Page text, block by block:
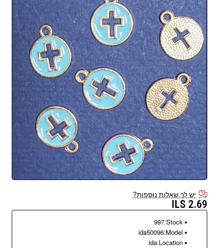
יש לך שאלות נוספות?
2.69 ILS
Stock:
997
Model:
ida50096
Location:
ida